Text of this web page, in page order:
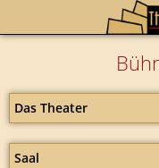
Das Theater
Saal